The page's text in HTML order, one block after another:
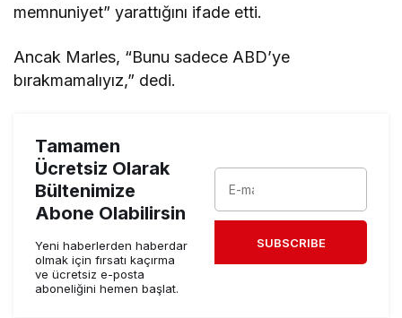
memnuniyet” yarattığını ifade etti.
Ancak Marles, “Bunu sadece ABD’ye
bırakmamalıyız,” dedi.
Tamamen
Ücretsiz Olarak
Bültenimize
Abone Olabilirsin
Yeni haberlerden haberdar
olmak için fırsatı kaçırma
ve ücretsiz e-posta
aboneliğini hemen başlat.
SUBSCRIBE